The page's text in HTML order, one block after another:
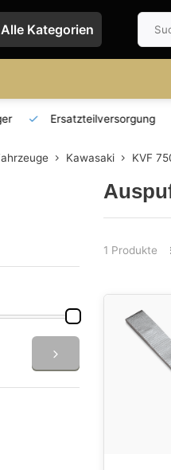
Alle Kategorien
Ersatzteilversorgung
Kawasaki KVF
1 Produkte